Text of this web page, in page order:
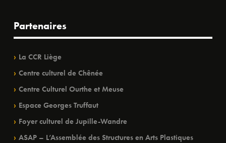
Partenaires
La CCR Liège
Centre culturel de Chênée
Centre Culturel Ourthe et Meuse
Espace Georges Truffaut
Foyer culturel de Jupille-Wandre
ASAP – L’Assemblée des Structures en Arts Plastiques